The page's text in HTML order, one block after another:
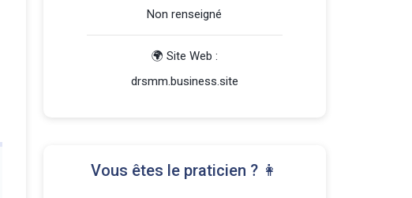
Non renseigné
🌍 Site Web :
drsmm.business.site
Vous êtes le praticien ? 👩